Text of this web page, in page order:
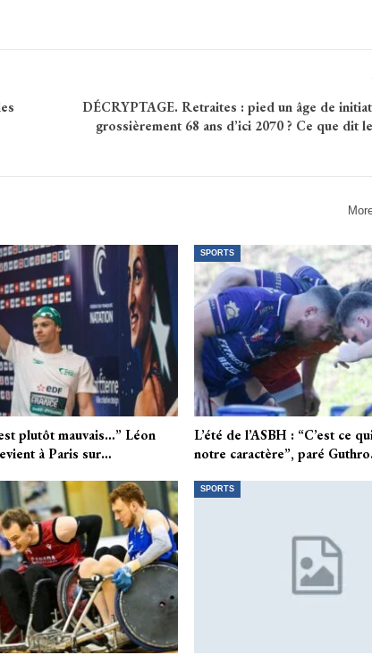
DÉCRYPTAGE. Retraites : pied un âge de
grossièrement 68 ans d’ici 2070 ? Ce que dit
plutôt mauvais…” Léon
à Paris sur…
SPORTS
L’été de l’ASBH : “C’est ce
notre caractère”, paré
SPORTS